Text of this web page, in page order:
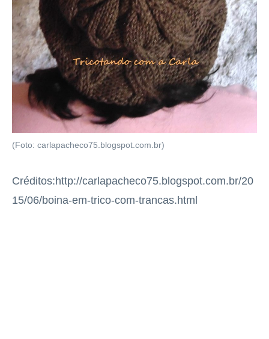
(Foto: carlapacheco75.blogspot.com.br)
Créditos:http://carlapacheco75.blogspot.com.br/20
15/06/boina-em-trico-com-trancas.html